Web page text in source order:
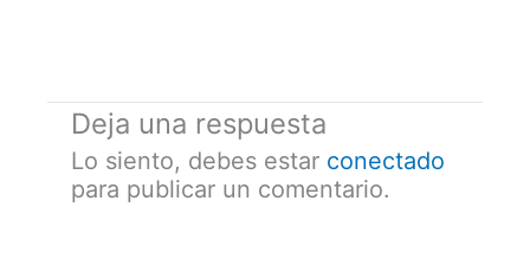
Deja una respuesta
Lo siento, debes estar conectado
para publicar un comentario.